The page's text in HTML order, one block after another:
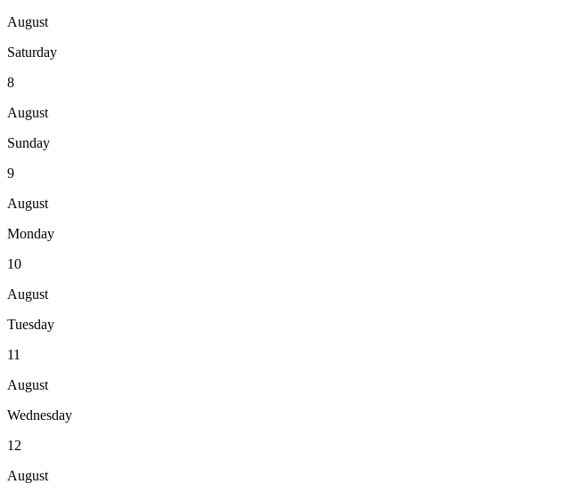
August
Saturday
8
August
Sunday
9
August
Monday
10
August
Tuesday
11
August
Wednesday
12
August